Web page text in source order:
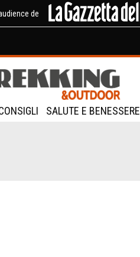
de
SALUTE E BENESSERE